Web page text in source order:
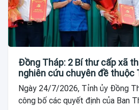
Đồng Tháp: 2 Bí thư cấp xã
nghiên cứu chuyên đề thuộc
Ngày 24/7/2026, Tỉnh ủy Đồng
công bố các quyết định của Ban